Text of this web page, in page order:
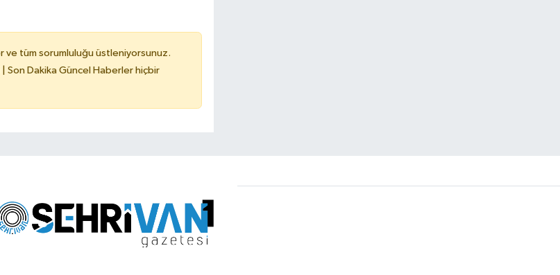
ve tüm sorumluluğu üstleniyorsunuz.
Son Dakika Güncel Haberler hiçbir